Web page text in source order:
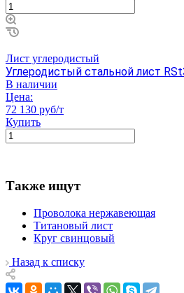
Лист углеродистый
Углеродистый стальной лист
В наличии
Цена:
72 130 руб/т
Купить
Также ищут
Проволока нержавеющая
Титановый лист
Круг свинцовый
Назад к списку